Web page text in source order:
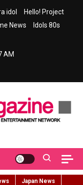
idol
Hello! Project
News
Idols 80s
AM
Japan News